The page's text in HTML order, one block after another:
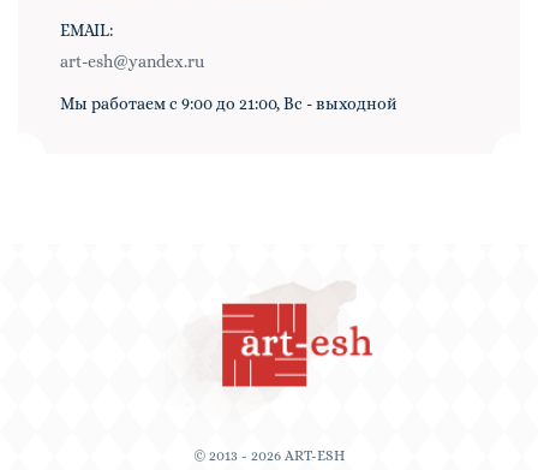
EMAIL:
art-esh@yandex.ru
Мы работаем с 9:00 до 21:00, Вс - выходной
© 2013 - 2026 ART-ESH